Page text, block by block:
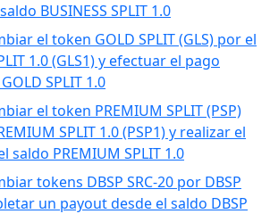
BUSINESS SPLIT 1.0
el token GOLD SPLIT (GLS) por el
1.0 (GLS1) y efectuar el pago
SPLIT 1.0
el token PREMIUM SPLIT (PSP)
SPLIT 1.0 (PSP1) y realizar el
saldo PREMIUM SPLIT 1.0
tokens DBSP SRC-20 por DBSP
un payout desde el saldo DBSP